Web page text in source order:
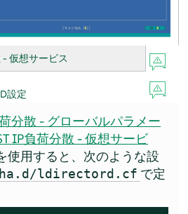
- 仮想サービス
設定
分散 - グローバルパラメー
IP負荷分散 - 仮想サービ
使用すると、次のような設
ldirectord.cf で定